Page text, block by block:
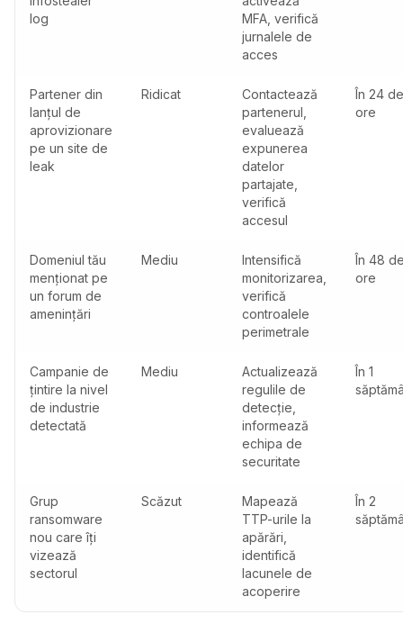
log
MFA, verifică
jurnalele de
acces
Partener din
lanțul de
aprovizionare
pe un site de
leak
Ridicat
Contactează
partenerul,
evaluează
expunerea
datelor
partajate,
verifică
accesul
În 24 de
ore
Domeniul tău
menționat pe
un forum de
amenințări
Mediu
Intensifică
monitorizarea,
verifică
controalele
perimetrale
În 48
ore
Campanie de
țintire la nivel
de industrie
detectată
Mediu
Actualizează
regulile de
detecție,
informează
echipa de
securitate
În 1
Grup
ransomware
nou care îți
vizează
sectorul
Scăzut
Mapează
TTP-urile la
apărări,
identifică
lacunele de
acoperire
În 2